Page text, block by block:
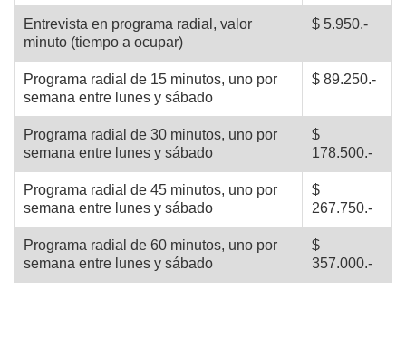
Entrevista en programa radial, valor
minuto (tiempo a ocupar)
$ 5.950.-
Programa radial de 15 minutos, uno por
semana entre lunes y sábado
$ 89.250.-
Programa radial de 30 minutos, uno por
semana entre lunes y sábado
$
178.500.-
Programa radial de 45 minutos, uno por
semana entre lunes y sábado
$
267.750.-
Programa radial de 60 minutos, uno por
semana entre lunes y sábado
$
357.000.-